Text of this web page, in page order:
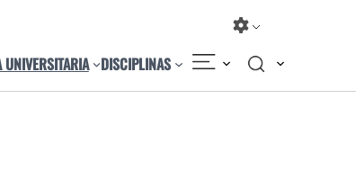
UNIVERSITARIA DISCIPLINAS